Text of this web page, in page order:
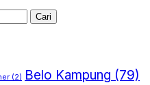
(2) Belo Kampung (79)